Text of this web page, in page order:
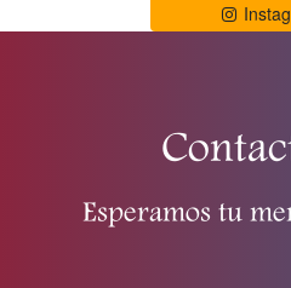
Esperamos tu